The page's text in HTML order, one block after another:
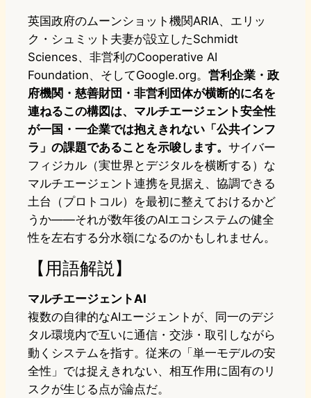
英国政府のムーンショット機関ARIA、エリッ
ク・シュミット夫妻が設立したSchmidt
Sciences、非営利のCooperative AI
Foundation、そしてGoogle.org。 営利企業・政
府機関・慈善財団・非営利団体が横断的に名を
連ねるこの構図は、マルチエージェント安全性
が一国・一企業では抱えきれない「公共インフ
ラ」の課題であることを示唆します。 サイバー
フィジカル（実世界とデジタルを横断する）な
マルチエージェント連携を見据え、協調できる
土台（プロトコル）を最初に整えておけるかど
うか——それが数年後のAIエコシステムの健全
性を左右する分水嶺になるのかもしれません。
【用語解説】
マルチエージェントAI
複数の自律的なAIエージェントが、同一のデジ
タル環境内で互いに通信・交渉・取引しながら
動くシステムを指す。従来の「単一モデルの安
全性」では捉えきれない、相互作用に固有のリ
スクが生じる点が論点だ。